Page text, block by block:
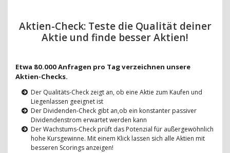
Aktien-Check: Teste die Qualität deiner
Aktie und finde besser Aktien!
Etwa 80.000 Anfragen pro Tag verzeichnen unsere
Aktien-Checks.
Der Qualitäts-Check zeigt an, ob eine Aktie zum Kaufen und
Liegenlassen geeignet ist
Der Dividenden-Check gibt an,ob ein konstanter passiver
Dividendenstrom erwartet werden kann
Der Wachstums-Check prüft das Potenzial für außergewöhnlich
hohe Kursgewinne. Mit einem Klick lassen sich alle Aktien mit
besseren Scorings anzeigen!